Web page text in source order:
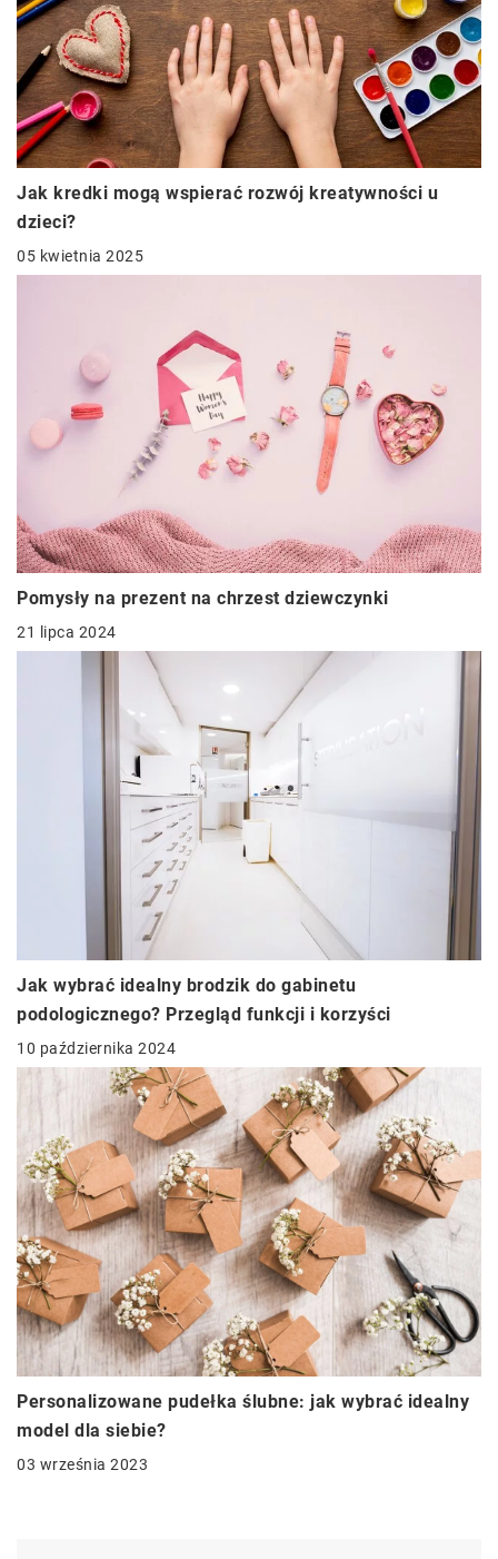
Jak kredki mogą wspierać rozwój kreatywności u
dzieci?
05 kwietnia 2025
Pomysły na prezent na chrzest dziewczynki
21 lipca 2024
Jak wybrać idealny brodzik do gabinetu
podologicznego? Przegląd funkcji i korzyści
10 października 2024
Personalizowane pudełka ślubne: jak wybrać idealny
model dla siebie?
03 września 2023